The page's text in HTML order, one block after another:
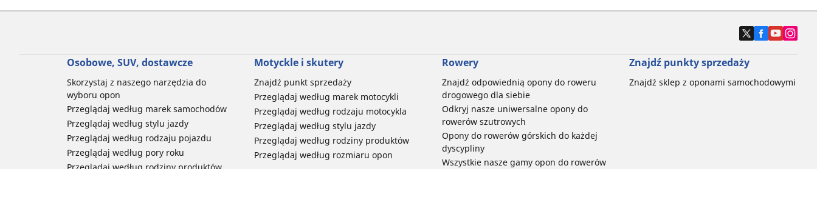
Osobowe, SUV, dostawcze
Skorzystaj z naszego narzędzia do
wyboru opon
Przeglądaj według marek samochodów
Przeglądaj według stylu jazdy
Przeglądaj według rodzaju pojazdu
Przeglądaj według pory roku
Przeglądaj według rodziny produktów
Motyckle i skutery
Znajdź punkt sprzedaży
Przeglądaj według marek motocykli
Przeglądaj według rodzaju motocykla
Przeglądaj według stylu jazdy
Przeglądaj według rodziny produktów
Przeglądaj według rozmiaru opon
Rowery
Znajdź odpowiednią opony do roweru
drogowego dla siebie
Odkryj nasze uniwersalne opony do
rowerów szutrowych
Opony do rowerów górskich do każdej
dyscypliny
Wszystkie nasze gamy opon do rowerów
Znajdź punkty sprzedaży
Znajdź sklep z oponami samochodowymi